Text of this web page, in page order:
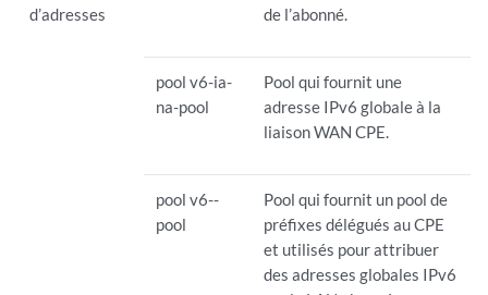
d’adresses
de l’abonné.
pool v6-ia-
na-pool
Pool qui fournit une
adresse IPv6 globale à la
liaison WAN CPE.
pool v6--
pool
Pool qui fournit un pool de
préfixes délégués au CPE
et utilisés pour attribuer
des adresses globales IPv6